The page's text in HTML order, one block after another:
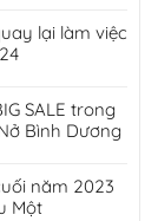
lại làm việc
SALE trong
Bình Dương
năm 2023
Một